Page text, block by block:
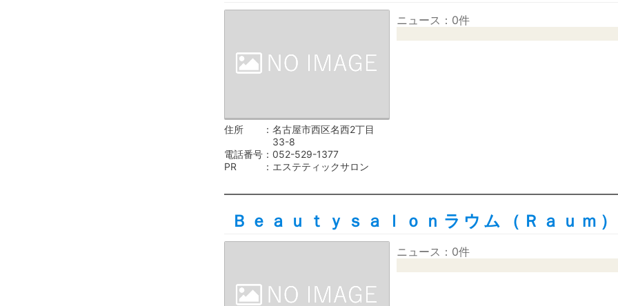
住所
名古屋市西区名西2丁目
33-8
電話番号
052-529-1377
PR
エステティックサロン
ニュース：0件
Ｂｅａｕｔｙｓａｌｏｎラウム（Ｒａｕｍ）
ニュース：0件